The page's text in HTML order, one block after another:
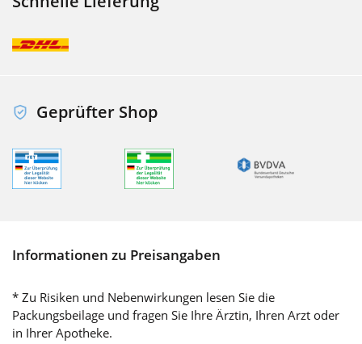
Geprüfter Shop
Informationen zu Preisangaben
* Zu Risiken und Nebenwirkungen lesen Sie die
Packungsbeilage und fragen Sie Ihre Ärztin, Ihren Arzt oder
in Ihrer Apotheke.